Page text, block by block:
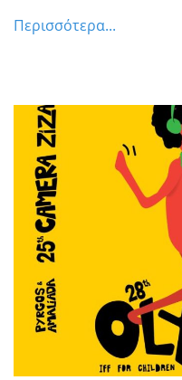
Περισσότερα...